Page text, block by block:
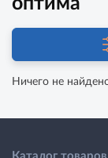
Ничего не